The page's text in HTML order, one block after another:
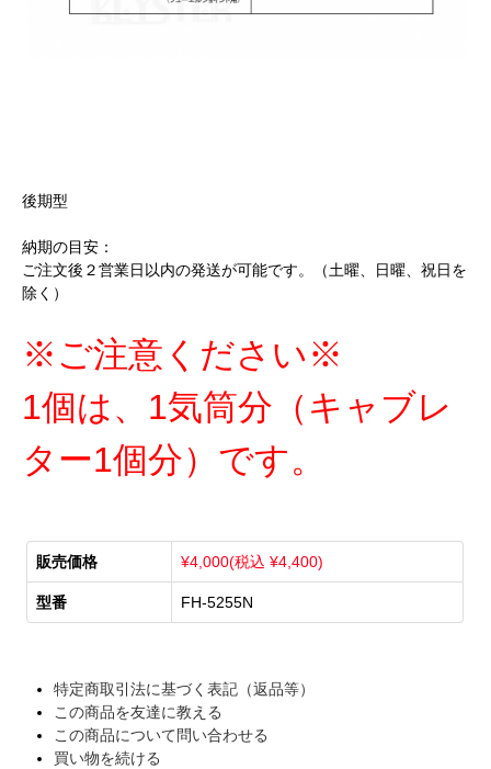
後期型
納期の目安：
ご注文後２営業日以内の発送が可能です。（土曜、日曜、祝日を
除く）
※ご注意ください※
1個は、1気筒分（キャブレ
ター1個分）です。
販売価格 ¥4,000(税込 ¥4,400)
型番 FH-5255N
特定商取引法に基づく表記（返品等）
この商品を友達に教える
この商品について問い合わせる
買い物を続ける